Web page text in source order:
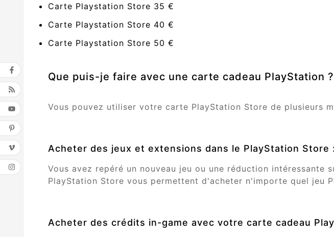
Carte Playstation Store 35 €
Carte Playstation Store 40 €
Carte Playstation Store 50 €
Que puis-je faire avec une carte cadeau PlayStation ?
Vous pouvez utiliser votre carte PlayStation Store de plusieurs
Acheter des jeux et extensions dans le PlayStation Store :
Vous avez repéré un nouveau jeu ou une réduction
PlayStation Store vous permettent d'acheter n'importe quel jeu
Acheter des crédits in-game avec votre carte cadeau